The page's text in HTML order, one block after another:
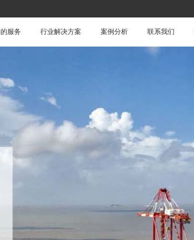
服务 行业解决方案 案例分析 联系我们